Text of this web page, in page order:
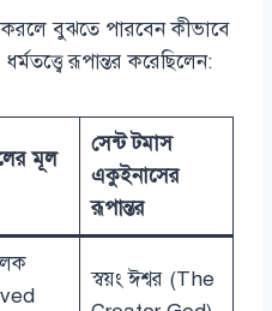
করলে বুঝতে পারবেন কীভাবে
রূপান্তর করেছিলেন:
মূল
সেন্ট টমাস
একুইনাসের
রূপান্তর
স্বয়ং ঈশ্বর (The